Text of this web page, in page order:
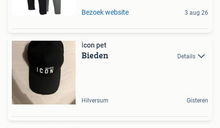
Bezoek website 3 aug 26
İcon pet
Bieden Details
Hilversum Gisteren